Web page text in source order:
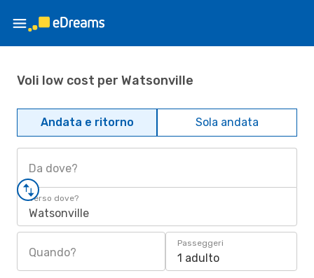
Voli low cost per Watsonville
Andata e ritorno Sola andata
Da dove?
Verso dove?
Watsonville
Quando?
Passeggeri
1 adulto